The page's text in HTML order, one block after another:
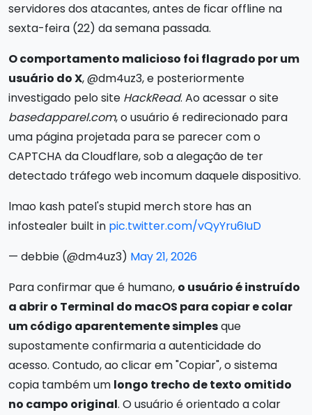
servidores dos atacantes, antes de ficar offline na
sexta-feira (22) da semana passada.
O comportamento malicioso foi flagrado por um
usuário do X, @dm4uz3, e posteriormente
investigado pelo site HackRead. Ao acessar o site
basedapparel.com, o usuário é redirecionado para
uma página projetada para se parecer com o
CAPTCHA da Cloudflare, sob a alegação de ter
detectado tráfego web incomum daquele dispositivo.
lmao kash patel's stupid merch store has an
infostealer built in pic.twitter.com/vQyYru6IuD
— debbie (@dm4uz3) May 21, 2026
Para confirmar que é humano, o usuário é instruído
a abrir o Terminal do macOS para copiar e colar
um código aparentemente simplesque
supostamente confirmaria a autenticidade do
acesso. Contudo, ao clicar em "Copiar", o sistema
copia também um longo trecho de texto omitido
no campo original. O usuário é orientado a colar